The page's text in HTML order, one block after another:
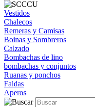
Vestidos
Chalecos
Remeras y Camisas
Boinas y Sombreros
Calzado
Bombachas de lino
bombachas y conjuntos
Ruanas y ponchos
Faldas
Aperos